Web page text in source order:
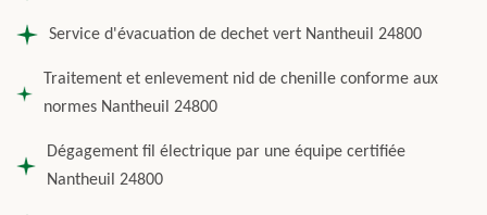
Service d'évacuation de dechet vert Nantheuil 24800
Traitement et enlevement nid de chenille conforme aux
normes Nantheuil 24800
Dégagement fil électrique par une équipe certifiée
Nantheuil 24800